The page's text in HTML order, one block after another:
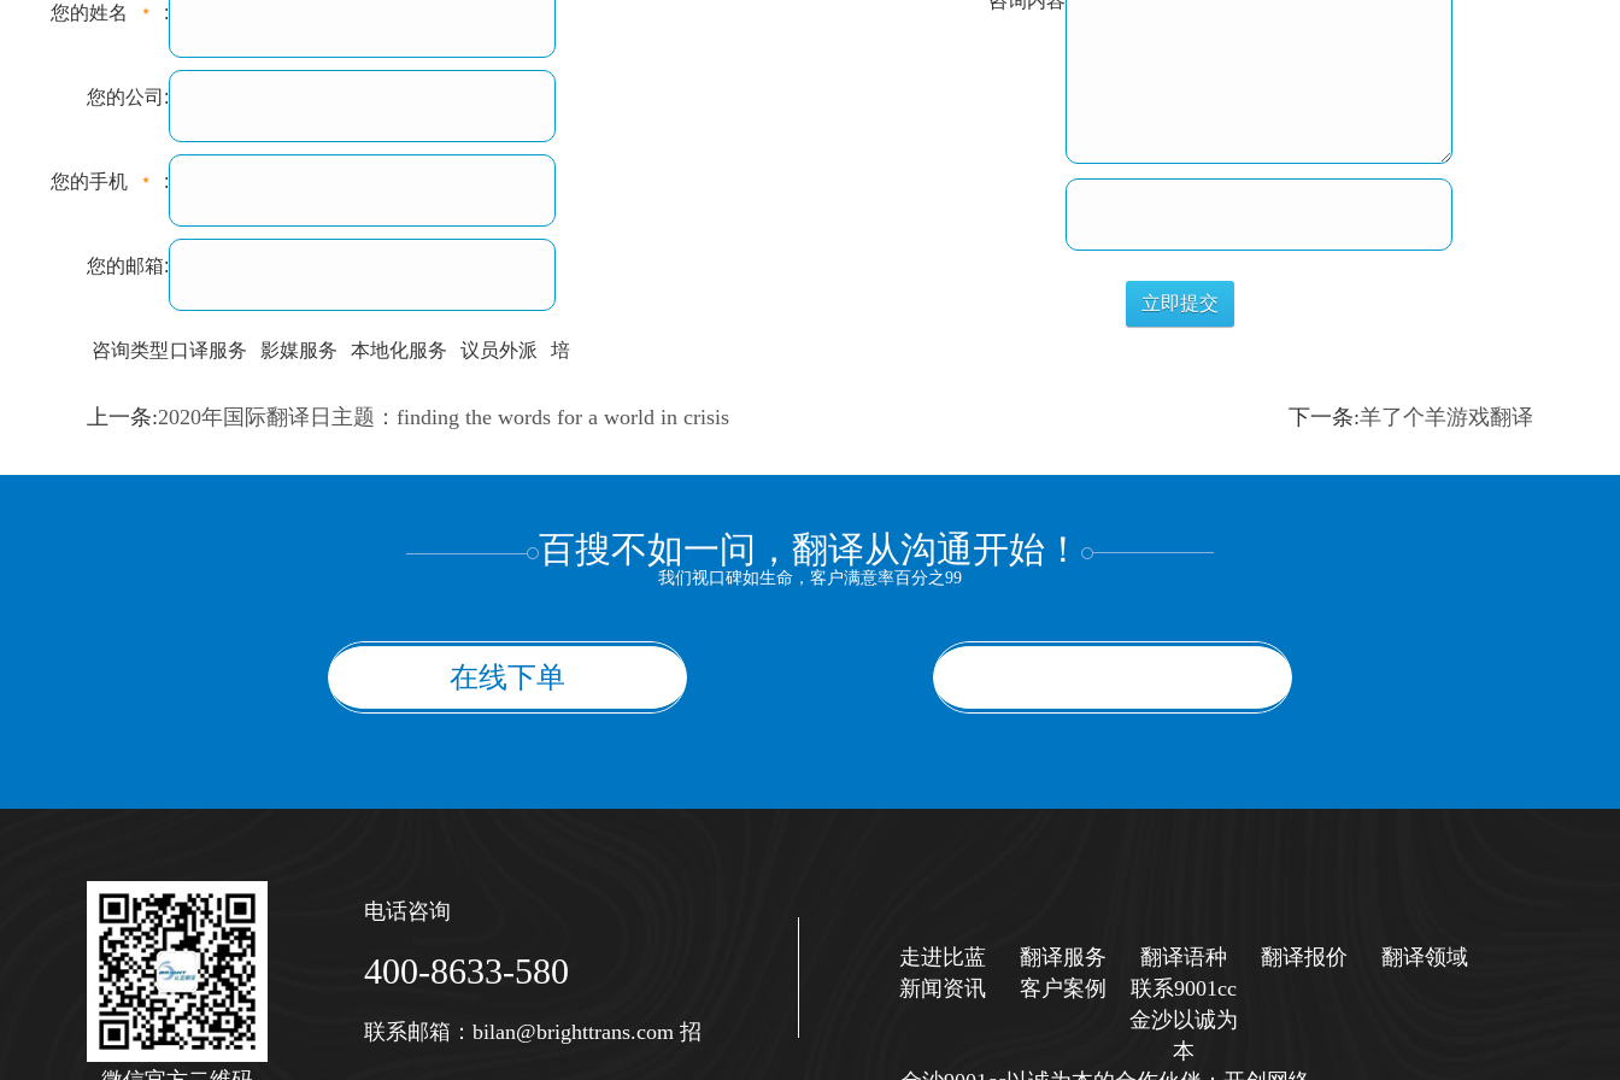
您的姓名 :
您的公司:
您的手机 :
您的邮箱:
咨询类型口译服务 影媒服务 本地化服务 议员外派 培
训翻译 标准级 专业级 出版级 证件内容 以
上一条:2020年国际翻译日主题：finding the words for a world in crisis 下一条:羊了个羊游戏翻译
百搜不如一问，翻译从沟通开始！
我们视口碑如生命，客户满意率百分之99
在线下单
电话咨询
400-8633-580
联系邮箱： bilan@brighttrans.com 招
走进比蓝 翻译服务 翻译语种 翻译报价
翻译领域
新闻资讯
客户案例
联系9001cc
金沙以诚为
本